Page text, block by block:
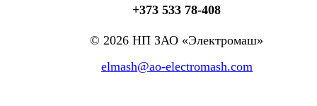
+373 533 78-408
© 2026 НП ЗАО «Электромаш»
elmash@ao-electromash.com